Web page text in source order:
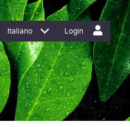
Login
Italiano